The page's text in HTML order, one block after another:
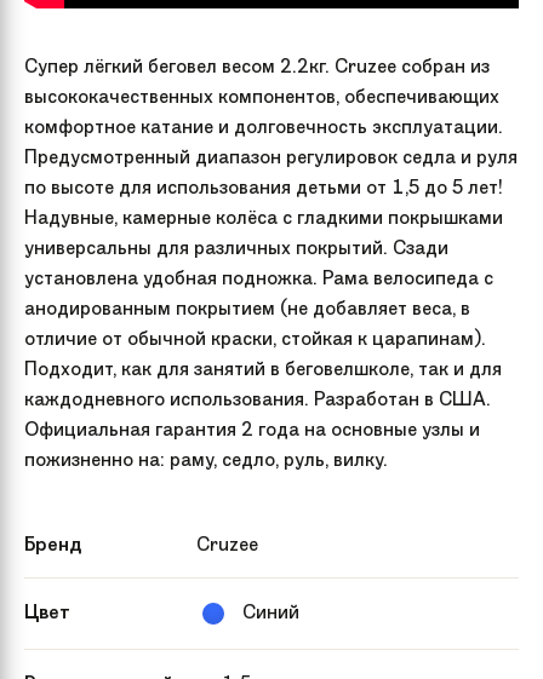
Супер лёгкий беговел весом 2.2кг. Cruzee собран из
высококачественных компонентов, обеспечивающих
комфортное катание и долговечность эксплуатации.
Предусмотренный диапазон регулировок седла и руля
по высоте для использования детьми от 1,5 до 5 лет!
Надувные, камерные колёса с гладкими покрышками
универсальны для различных покрытий. Сзади
установлена удобная подножка. Рама велосипеда с
анодированным покрытием (не добавляет веса, в
отличие от обычной краски, стойкая к царапинам).
Подходит, как для занятий в беговелшколе, так и для
каждодневного использования. Разработан в США.
Официальная гарантия 2 года на основные узлы и
пожизненно на: раму, седло, руль, вилку.
Бренд Cruzee
Цвет Синий